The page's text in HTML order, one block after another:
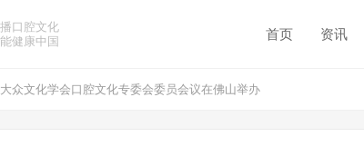
口腔文化
健康中国
首页 资讯
众文化学会口腔文化专委会委员会议在佛山举办